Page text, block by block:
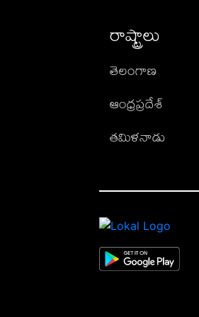
రాష్ట్రాలు
తెలంగాణ
ఆంధ్రప్రదేశ్
తమిళనాడు